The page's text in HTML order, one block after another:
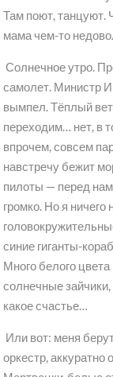
Там поют, танцуют.
мама чем-то
Солнечное утро.
самолет. Министр
вымпел. Тёплый
переходим… нет, в
впрочем, совсем
навстречу бежит
пилоты — перед
громко. Но я
синие гиганты-
Много белого
солнечные
какое счастье…
Или вот: меня
оркестр,